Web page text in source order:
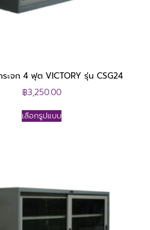
ระจก 4 ฟุต VICTORY รุ่น CSG24
฿3,250.00
เลือกรูปแบบ